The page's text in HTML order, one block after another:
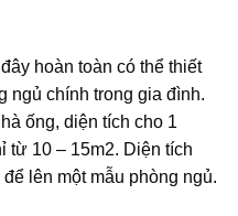
hoàn toàn có thể thiết
ngủ chính trong gia đình.
ống, diện tích cho 1
từ 10 – 15m2. Diện tích
lên một mẫu phòng ngủ.